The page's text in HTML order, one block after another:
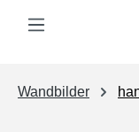
Zum Hauptinhalt
Wandbilder